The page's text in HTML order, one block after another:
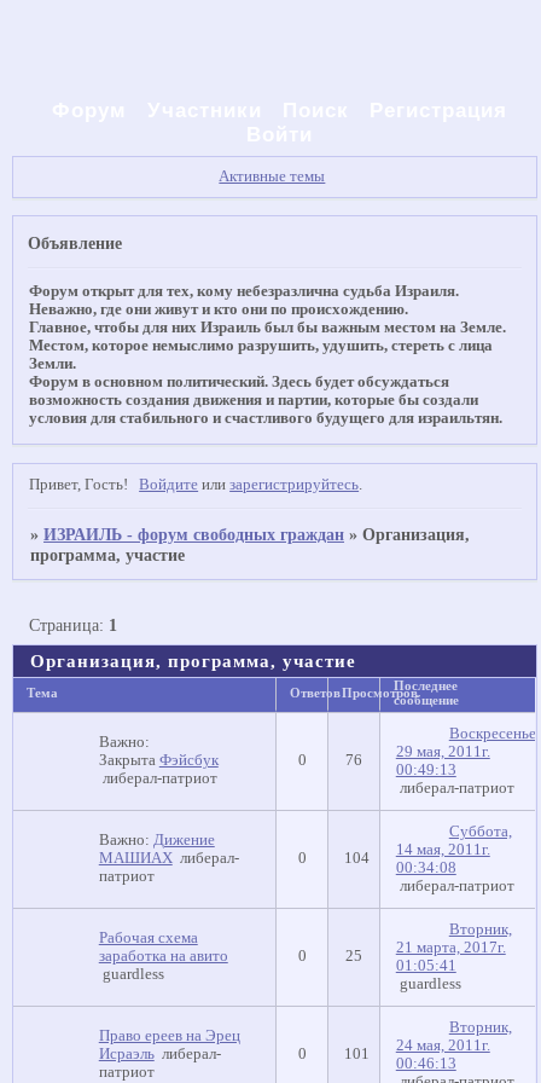
Активные темы
Объявление
Форум открыт для тех, кому небезразлична судьба Израиля.
Неважно, где они живут и кто они по происхождению.
Главное, чтобы для них Израиль был бы важным местом на Земле.
Местом, которое немыслимо разрушить, удушить, стереть с лица
Земли.
Форум в основном политический. Здесь будет обсуждаться
возможность создания движения и партии, которые бы создали
условия для стабильного и счастливого будущего для израильтян.
Привет, Гость! Войдите илизарегистрируйтесь
»ИЗРАИЛЬ - форум свободных граждан »Организация,
программа, участие
Организация, программа, участие
Страница: 1
Тема ОтветовПросмотровПоследнее
сообщение
Важно:
Закрыта Фэйсбук
либерал-патриот
0 76
Воскресенье,
29 мая, 2011г.
00:49:13
либерал-патриот
Важно: Дижение
МАШИАХ либерал-
патриот
0 104
Суббота,
14 мая, 2011г.
00:34:08
либерал-патриот
Рабочая схема
заработка на авито
guardless
0 25
Вторник,
21 марта, 2017г.
01:05:41
guardless
Право ереев на Эрец
Исраэль либерал-
патриот
0 101
Вторник,
24 мая, 2011г.
00:46:13